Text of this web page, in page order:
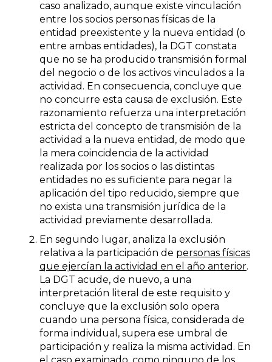
caso analizado, aunque existe vinculación
entre los socios personas físicas de la
entidad preexistente y la nueva entidad (o
entre ambas entidades), la DGT constata
que no se ha producido transmisión formal
del negocio o de los activos vinculados a la
actividad. En consecuencia, concluye que
no concurre esta causa de exclusión. Este
razonamiento refuerza una interpretación
estricta del concepto de transmisión de la
actividad a la nueva entidad, de modo que
la mera coincidencia de la actividad
realizada por los socios o las distintas
entidades no es suficiente para negar la
aplicación del tipo reducido, siempre que
no exista una transmisión jurídica de la
actividad previamente desarrollada.
En segundo lugar, analiza la exclusión
relativa a la participación de personas físicas
que ejercían la actividad en el año anterior.
La DGT acude, de nuevo, a una
interpretación literal de este requisito y
concluye que la exclusión solo opera
cuando una persona física, considerada de
forma individual, supera ese umbral de
participación y realiza la misma actividad. En